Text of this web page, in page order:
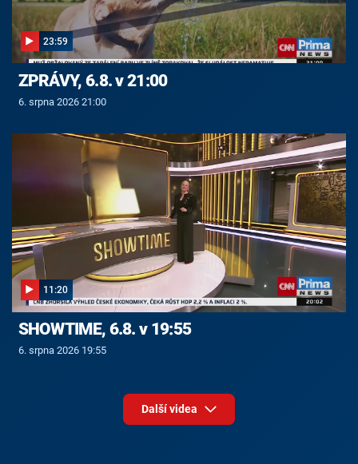
23:59
ZPRÁVY, 6.8. v 21:00
6. srpna 2026 21:00
11:20
SHOWTIME, 6.8. v 19:55
6. srpna 2026 19:55
Další videa